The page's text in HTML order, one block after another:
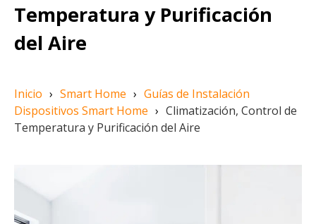
Temperatura y Purificación
del Aire
Inicio › Smart Home › Guías de Instalación
Dispositivos Smart Home › Climatización, Control de
Temperatura y Purificación del Aire